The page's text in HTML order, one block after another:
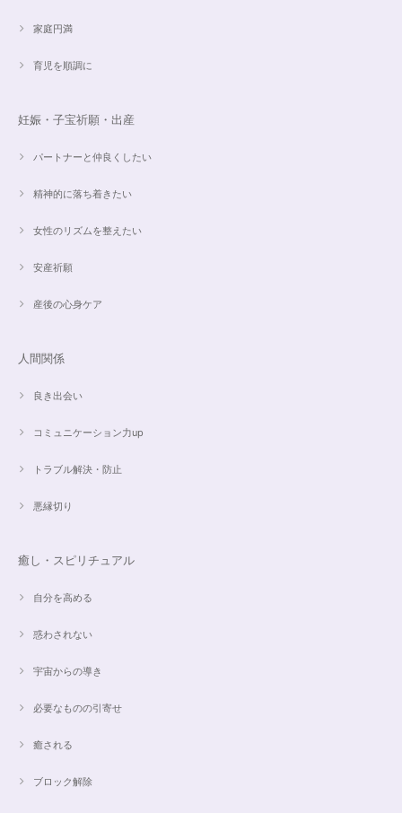
家庭円満
育児を順調に
妊娠・子宝祈願・出産
パートナーと仲良くしたい
精神的に落ち着きたい
女性のリズムを整えたい
安産祈願
産後の心身ケア
人間関係
良き出会い
コミュニケーション力up
トラブル解決・防止
悪縁切り
癒し・スピリチュアル
自分を高める
惑わされない
宇宙からの導き
必要なものの引寄せ
癒される
ブロック解除